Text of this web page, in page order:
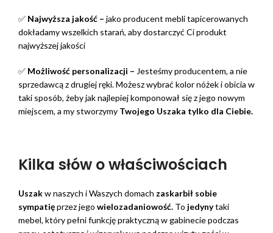
✅ Najwyższa jakość – jako producent mebli tapicerowanych
dokładamy wszelkich starań, aby dostarczyć Ci produkt
najwyższej jakości
✅ Możliwość personalizacji – Jesteśmy producentem, a nie
sprzedawcą z drugiej ręki. Możesz wybrać kolor nóżek i obicia w
taki sposób, żeby jak najlepiej komponował się z jego nowym
miejscem, a my stworzymy Twojego Uszaka tylko dla Ciebie.
Kilka słów o właściwościach
Uszakw naszych i Waszych domach zaskarbił sobie
sympatięprzez jego wielozadaniowość. To jedynytaki
mebel, który pełni funkcję praktyczną w gabinecie podczas